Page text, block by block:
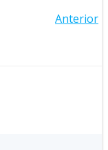
Anterior